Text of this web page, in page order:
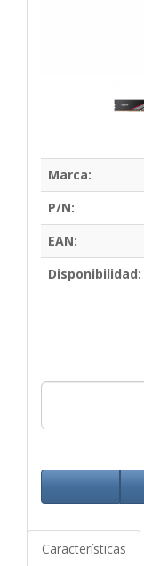
Marca:
P/N:
EAN:
Disponibilidad:
Características